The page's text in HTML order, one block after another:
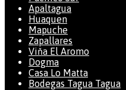
Apaltagua
Huaquen
Mapuche
Zapallares
Viňa El Aromo
Dogma
Casa Lo Matta
Bodegas Tagua Tagua